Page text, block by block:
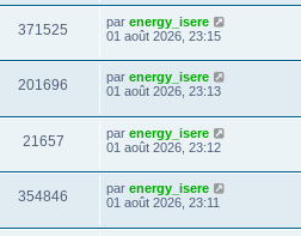
371525 par energy_isere
01 août 2026, 23:15
201696 par energy_isere
01 août 2026, 23:13
21657 par energy_isere
01 août 2026, 23:12
354846 par energy_isere
01 août 2026, 23:11